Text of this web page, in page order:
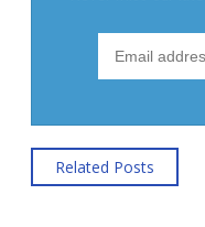
Related Posts